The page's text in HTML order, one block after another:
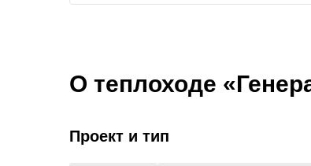
О теплоходе
Проект и тип